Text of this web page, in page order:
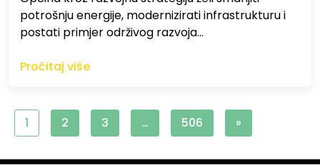
potrošnju energije, modernizirati infrastrukturu i
postati primjer održivog razvoja…
Pročitaj više
1 2 3 … 506 »